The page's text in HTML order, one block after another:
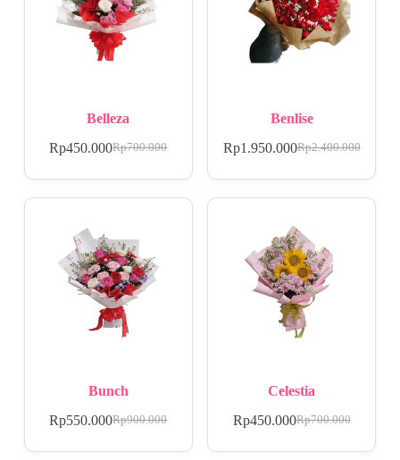
Belleza
Rp700.000
Rp450.000
Benlise
Rp2.400.000
Rp1.950.000
Bunch
Rp900.000
Rp550.000
Celestia
Rp700.000
Rp450.000